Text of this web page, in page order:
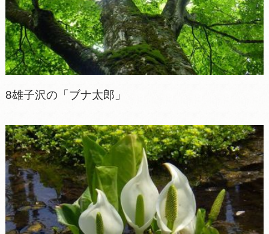
8雄子沢の「ブナ太郎」